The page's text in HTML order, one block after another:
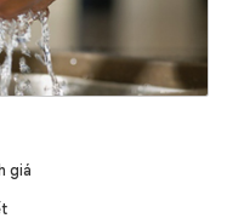
giá